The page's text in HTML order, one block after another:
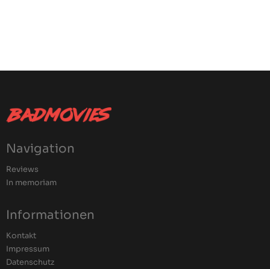
Navigation
Reviews
In memoriam
Informationen
Kontakt
Impressum
Datenschutz